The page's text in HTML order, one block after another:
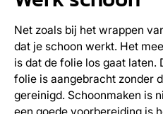
Net zoals bij het wrappen
dat je schoon werkt. Het
is dat de folie los gaat laten.
folie is aangebracht zonder
gereinigd. Schoonmaken is